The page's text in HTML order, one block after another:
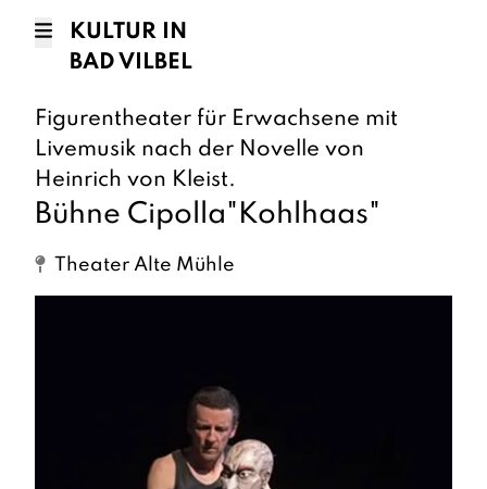
KULTUR IN
BAD VILBEL
Figurentheater für Erwachsene mit
Livemusik nach der Novelle von
Heinrich von Kleist.
Bühne Cipolla"Kohlhaas"
Theater Alte Mühle